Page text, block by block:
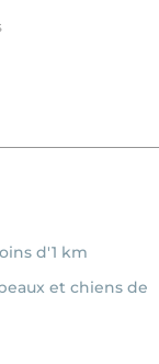
d'1 km
et chiens de